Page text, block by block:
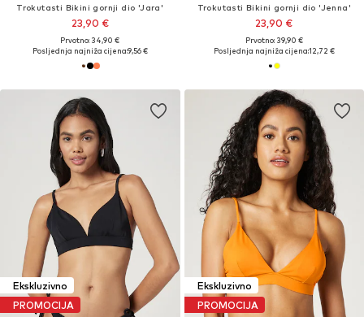
Trokutasti Bikini gornji dio 'Jara'
23,90 €
Prvotno: 34,90 €
Posljednja najniža cijena:9,56 €
Trokutasti Bikini gornji dio 'Jenna'
23,90 €
Prvotno: 39,90 €
Posljednja najniža cijena:12,72 €
Ekskluzivno
PROMOCIJA
Ekskluzivno
PROMOCIJA